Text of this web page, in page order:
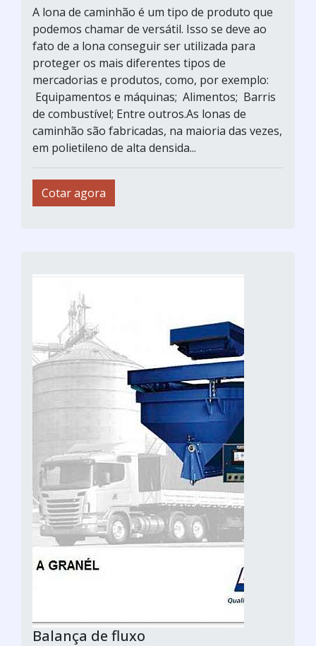
A lona de caminhão é um tipo de produto que
podemos chamar de versátil. Isso se deve ao
fato de a lona conseguir ser utilizada para
proteger os mais diferentes tipos de
mercadorias e produtos, como, por exemplo:
Equipamentos e máquinas; Alimentos; Barris
de combustível; Entre outros.As lonas de
caminhão são fabricadas, na maioria das vezes,
em polietileno de alta densida...
Cotar agora
Balança de fluxo